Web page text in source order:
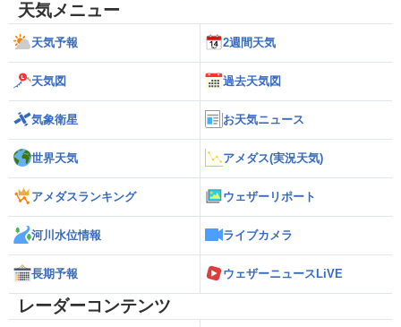
天気メニュー
天気予報 2週間天気
天気図 過去天気図
気象衛星 お天気ニュース
世界天気 アメダス(実況天気)
アメダスランキング ウェザーリポート
河川水位情報 ライブカメラ
長期予報 ウェザーニュースLiVE
レーダーコンテンツ